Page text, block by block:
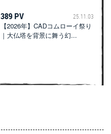
389 PV 25.11.03
【2026年】CADコムローイ祭り
｜大仏塔を背景に舞う幻...